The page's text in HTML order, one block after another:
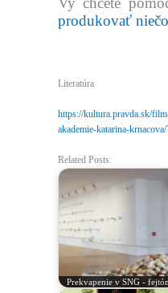
produkovať
Literatúra
https://kultura.pravda.sk/
akademie-katarina-
Related Posts:
Prekvapenie v SNG - fejtón